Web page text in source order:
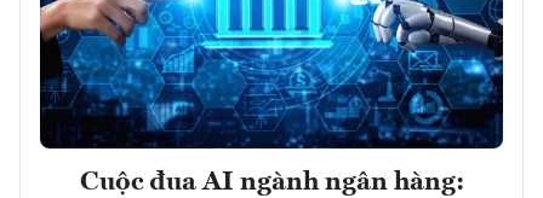
Cuộc đua AI ngành ngân hàng: